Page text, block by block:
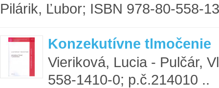
Pilárik, Ľubor; ISBN 978-80-558-
Konzekutívne tlmočenie
Vieriková, Lucia - Pulčár,
558-1410-0; p.č.214010 ..